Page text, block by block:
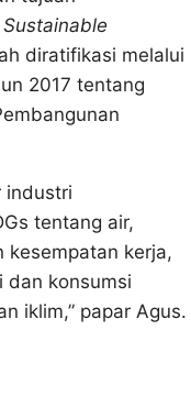
Sustainable
diratifikasi melalui
2017 tentang
industri
tentang air,
kesempatan kerja,
dan konsumsi
iklim,” papar Agus.